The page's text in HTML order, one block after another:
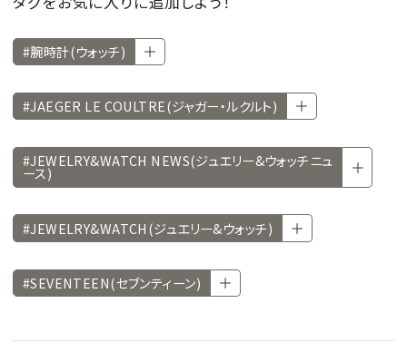
#腕時計(ウォッチ)
#JAEGER LE COULTRE(ジャガー・ルクルト)
#JEWELRY&WATCH NEWS(ジュエリー&ウォッチニュ
ース)
#JEWELRY&WATCH(ジュエリー&ウォッチ)
#SEVENTEEN(セブンティーン)